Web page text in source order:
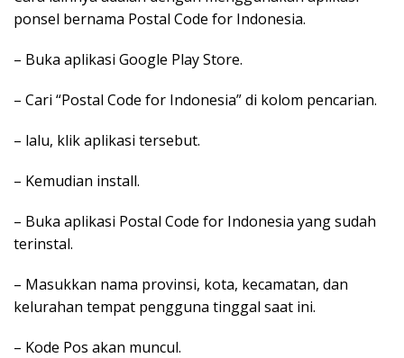
ponsel bernama Postal Code for Indonesia.
– Buka aplikasi Google Play Store.
– Cari “Postal Code for Indonesia” di kolom pencarian.
– lalu, klik aplikasi tersebut.
– Kemudian install.
– Buka aplikasi Postal Code for Indonesia yang sudah
terinstal.
– Masukkan nama provinsi, kota, kecamatan, dan
kelurahan tempat pengguna tinggal saat ini.
– Kode Pos akan muncul.